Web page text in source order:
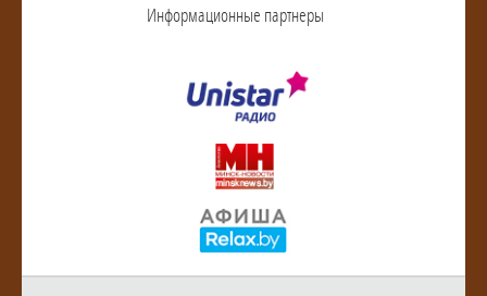
Информационные партнеры